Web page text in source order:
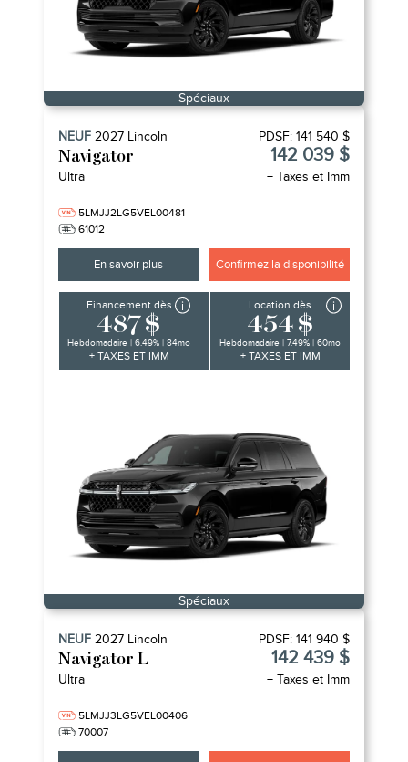
Spéciaux
NEUF 2027 Lincoln
Navigator
Ultra
5LMJJ2LG5VEL00481
61012
PDSF: 141 540 $
142 039 $
+ Taxes et Imm
En savoir plus Confirmez la disponibilité
Financement dès
487 $
Hebdomadaire | 6.49% | 84mo
+ TAXES ET IMM
Location dès
454 $
Hebdomadaire | 7.49% | 60mo
+ TAXES ET IMM
Spéciaux
NEUF 2027 Lincoln
Navigator L
Ultra
5LMJJ3LG5VEL00406
70007
PDSF: 141 940 $
142 439 $
+ Taxes et Imm